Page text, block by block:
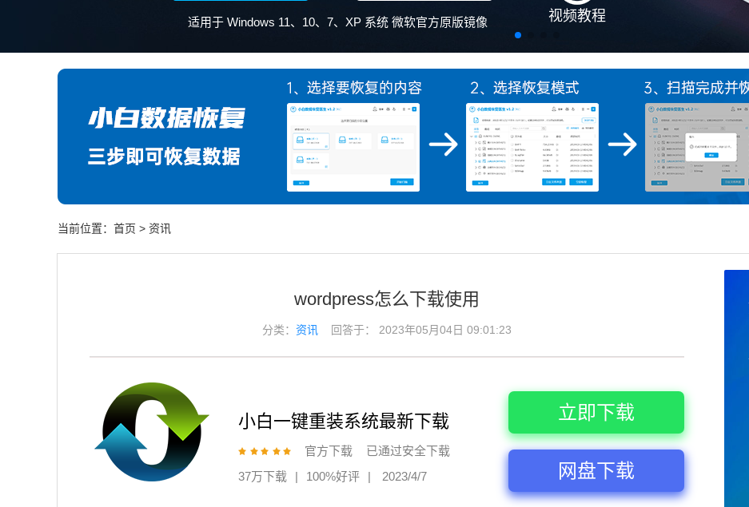
当前位置： 首页 > 资讯
wordpress怎么下载使用
分类：资讯 回答于： 2023年05月04日 09:01:23
小白一键重装系统最新下载
官方下载
已通过安全下载
37万下载
| 100%好评 | 2023/4/7
立即下载
网盘下载